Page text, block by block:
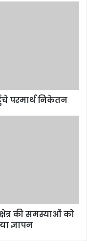
परमार्थ निकेतन
की समस्याओं को
ज्ञापन